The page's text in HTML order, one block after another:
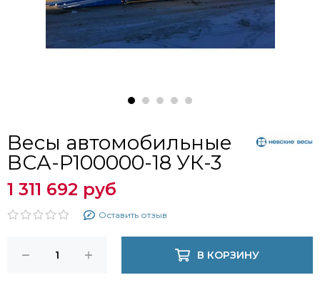
Весы автомобильные
ВСА-Р100000-18 УК-3
1 311 692 руб
Оставить отзыв
В КОРЗИНУ